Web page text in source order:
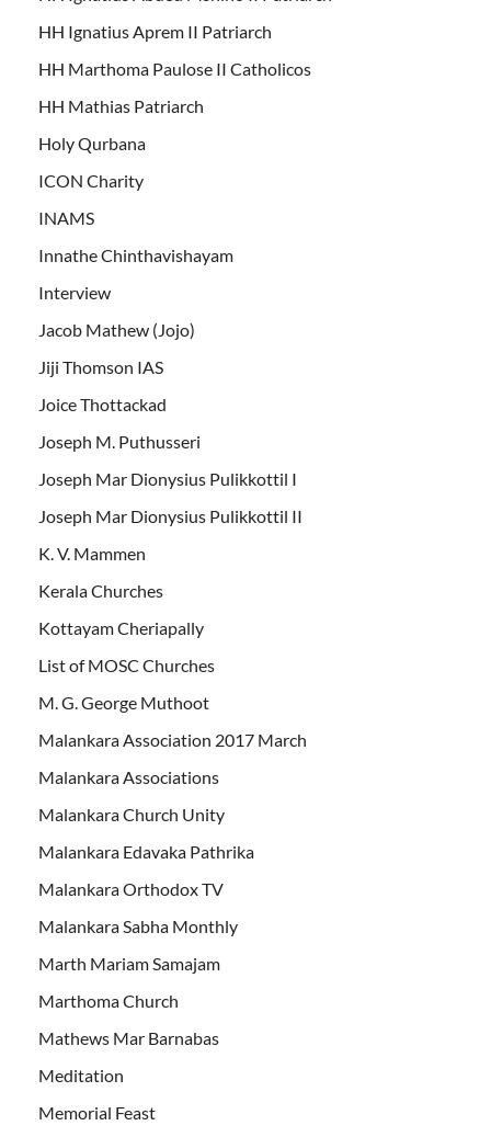
HH Ignatius Aprem II Patriarch
HH Marthoma Paulose II Catholicos
HH Mathias Patriarch
Holy Qurbana
ICON Charity
INAMS
Innathe Chinthavishayam
Interview
Jacob Mathew (Jojo)
Jiji Thomson IAS
Joice Thottackad
Joseph M. Puthusseri
Joseph Mar Dionysius Pulikkottil I
Joseph Mar Dionysius Pulikkottil II
K. V. Mammen
Kerala Churches
Kottayam Cheriapally
List of MOSC Churches
M. G. George Muthoot
Malankara Association 2017 March
Malankara Associations
Malankara Church Unity
Malankara Edavaka Pathrika
Malankara Orthodox TV
Malankara Sabha Monthly
Marth Mariam Samajam
Marthoma Church
Mathews Mar Barnabas
Meditation
Memorial Feast